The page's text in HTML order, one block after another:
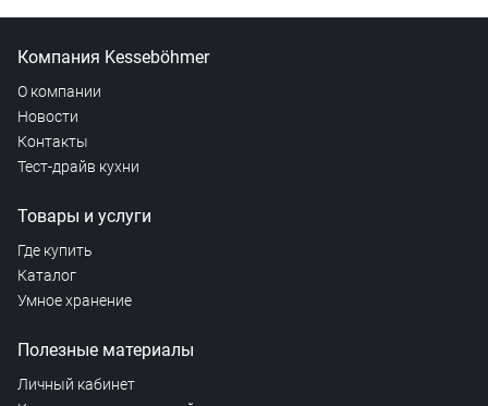
Компания Kesseböhmer
О компании
Новости
Контакты
Тест-драйв кухни
Товары и услуги
Где купить
Каталог
Умное хранение
Полезные материалы
Личный кабинет